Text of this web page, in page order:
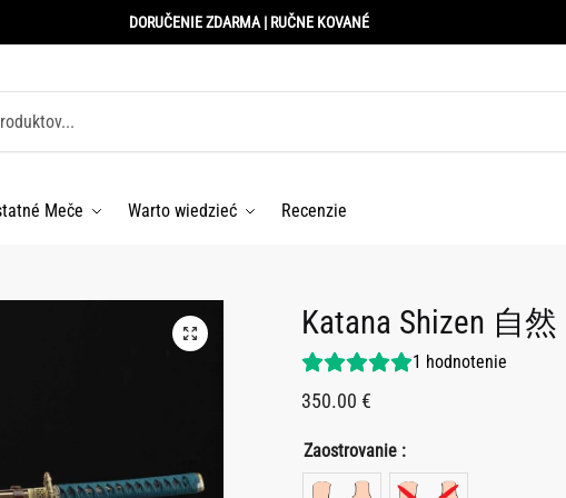
DORUČENIE ZDARMA | RUČNE KOVANÉ
Meče Warto wiedzieć Recenzie
Katana Shizen 自然
1 hodnotenie
350.00 €
Zaostrovanie :